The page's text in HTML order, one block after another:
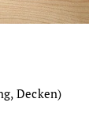
Decken)